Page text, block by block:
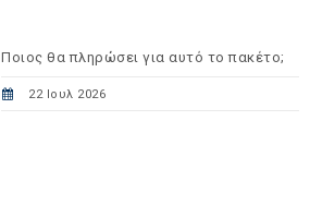
Ποιος θα πληρώσει για αυτό το πακέτο;
22 Ιουλ 2026